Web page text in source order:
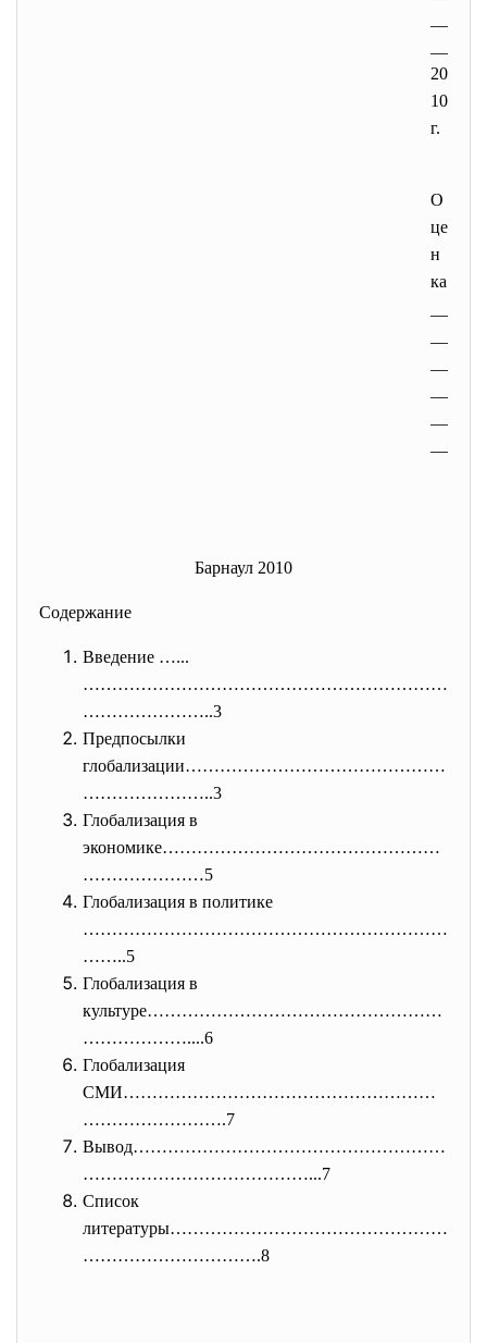
20
10
г.
О
це
н
ка
Барнаул 2010
Содержание
Введение …...
………………………………………………………
…………………..3
Предпосылки
глобализации………………………………………
…………………..3
Глобализация в
экономике…………………………………………
…………………5
Глобализация в политике
………………………………………………………
……..5
Глобализация в
культуре……………………………………………
………………....6
Глобализация
СМИ………………………………………………
…………………….7
Вывод………………………………………………
…………………………………...7
Список
литературы…………………………………………
………………………….8